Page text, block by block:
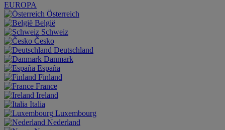
EUROPA
Österreich
België
Schweiz
Česko
Deutschland
Danmark
España
Finland
France
Ireland
Italia
Luxembourg
Nederland